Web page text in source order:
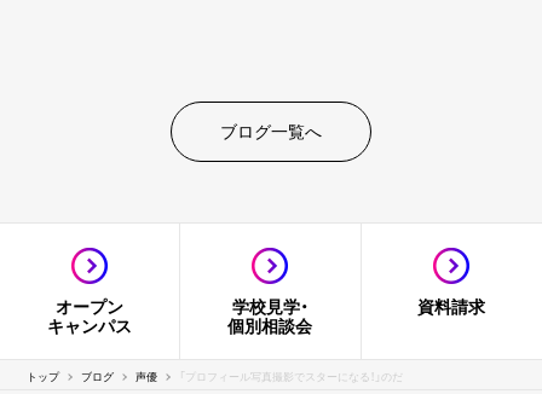
ブログ一覧へ
オープン
キャンパス
学校見学・
個別相談会
資料請求
トップ ブログ 声優 「プロフィール写真撮影でスターになる！」のだ